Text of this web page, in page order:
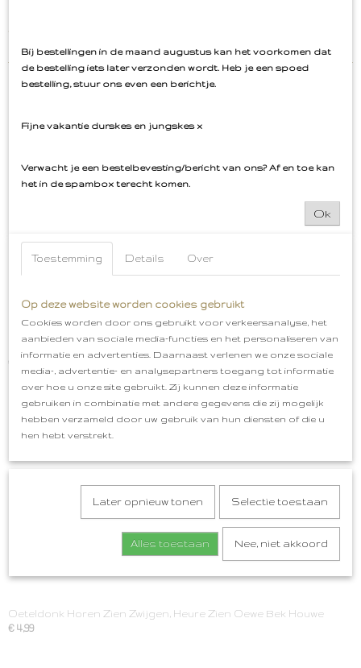
€ 5,99
Oeteldonk Horen Zien Zwijgen, Heure Zien Oewe Bek Houwe
€ 4,99
Bij bestellingen in de maand augustus kan het voorkomen dat
de bestelling iets later verzonden wordt. Heb je een spoed
bestelling, stuur ons even een berichtje.
Fijne vakantie durskes en jungskes x
Verwacht je een bestelbevesting/bericht van ons? Af en toe kan
het in de spambox terecht komen.
Ok
Toestemming Details Over
Op deze website worden cookies gebruikt
Cookies worden door ons gebruikt voor verkeersanalyse, het
aanbieden van sociale media-functies en het personaliseren van
informatie en advertenties. Daarnaast verlenen we onze sociale
media-, advertentie- en analysepartners toegang tot informatie
over hoe u onze site gebruikt. Zij kunnen deze informatie
gebruiken in combinatie met andere gegevens die zij mogelijk
hebben verzameld door uw gebruik van hun diensten of die u
hen hebt verstrekt.
Later opnieuw tonen Selectie toestaan
Alles toestaan Nee, niet akkoord